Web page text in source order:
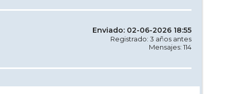
Enviado: 02-06-2026 18:55
Registrado: 3 años antes
Mensajes: 114